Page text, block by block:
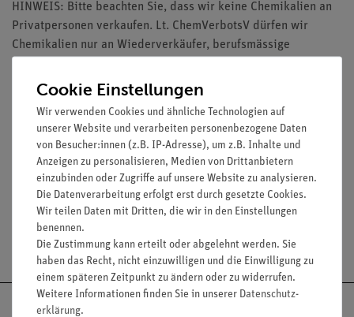
HINWEIS: Bitte beachten Sie, dass wir keine Chemikalien an
Privatpersonen verkaufen. Lt. ChemVerbotsV dürfen wir
Chemikalien nur an Wiederverkäufer, berufsmässige
Lehranstalten abgeben.
Media / Downloads
Versandkostenfrei ab 300,- €
Cookie Einstellungen
Wir verwenden Cookies und ähnliche Technologien auf
unserer Website und verarbeiten personenbezogene Daten
von Besucher:innen (z.B. IP-Adresse), um z.B. Inhalte und
Anzeigen zu personalisieren, Medien von Drittanbietern
einzubinden oder Zugriffe auf unsere Website zu analysieren.
Die Datenverarbeitung erfolgt erst durch gesetzte Cookies.
Wir teilen Daten mit Dritten, die wir in den Einstellungen
benennen.
Die Zustimmung kann erteilt oder abgelehnt werden. Sie
haben das Recht, nicht einzuwilligen und die Einwilligung zu
einem späteren Zeitpunkt zu ändern oder zu widerrufen.
Weitere Informationen finden Sie in unserer Daten­schutz­
erklärung.